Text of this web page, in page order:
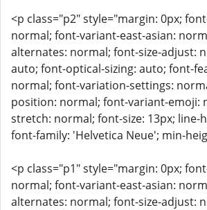
<p class="p2" style="margin: 0px;
normal; font-variant-east-asian:
alternates: normal; font-size-adjust:
auto; font-optical-sizing: auto; font-
normal; font-variation-settings:
position: normal; font-variant-emoji:
stretch: normal; font-size: 13px; line-
font-family: 'Helvetica Neue'; min-
<p class="p1" style="margin: 0px;
normal; font-variant-east-asian:
alternates: normal; font-size-adjust: